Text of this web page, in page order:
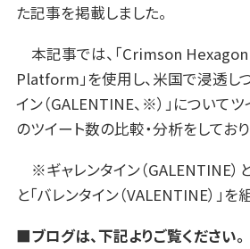
た記事を掲載しました。
本記事では、「Crimson
Platform」を使用し、米国で浸透し
イン（GALENTINE、※）」について
のツイート数の比較・分析をしており
※ギャレンタイン（GALENTINE）と
と「バレンタイン（VALENTINE）」
■ブログは、下記よりご覧ください。